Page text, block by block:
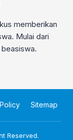
memberikan
Mulai dari
Sitemap
Reserved.